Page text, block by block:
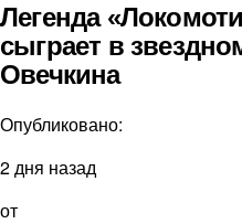
Легенда
сыграет в
Овечкина
Опубликовано:
2 дня назад
от